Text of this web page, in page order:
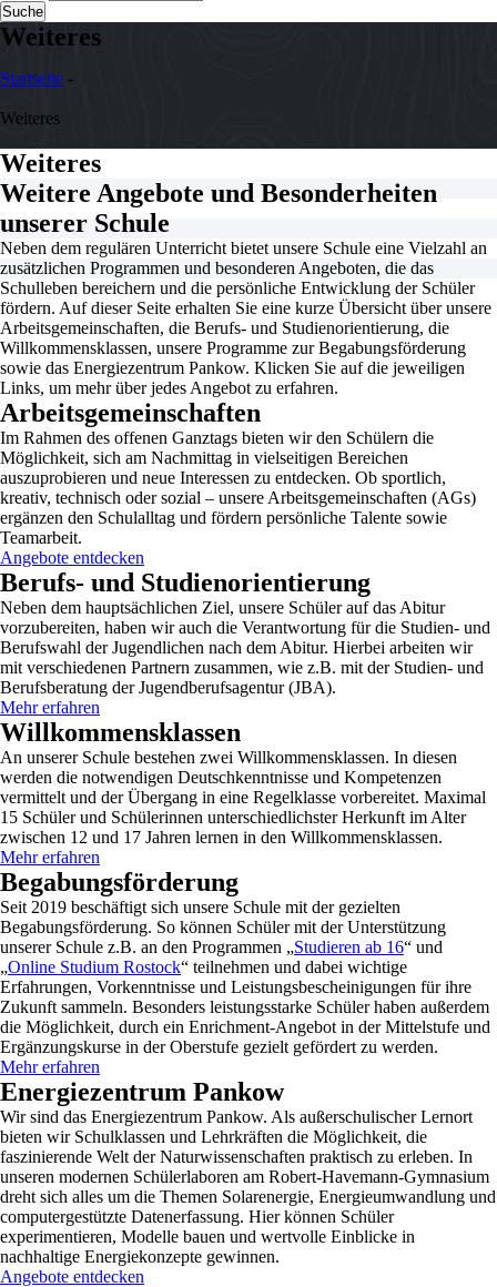
Weiteres
Startseite -
Weiteres
Weiteres
Weitere Angebote und Besonderheiten
unserer Schule
Neben dem regulären Unterricht bietet unsere Schule eine Vielzahl an
zusätzlichen Programmen und besonderen Angeboten, die das
Schulleben bereichern und die persönliche Entwicklung der Schüler
fördern. Auf dieser Seite erhalten Sie eine kurze Übersicht über unsere
Arbeitsgemeinschaften, die Berufs- und Studienorientierung, die
Willkommensklassen, unsere Programme zur Begabungsförderung
sowie das Energiezentrum Pankow. Klicken Sie auf die jeweiligen
Links, um mehr über jedes Angebot zu erfahren.
Arbeitsgemeinschaften
Im Rahmen des offenen Ganztags bieten wir den Schülern die
Möglichkeit, sich am Nachmittag in vielseitigen Bereichen
auszuprobieren und neue Interessen zu entdecken. Ob sportlich,
kreativ, technisch oder sozial – unsere Arbeitsgemeinschaften (AGs)
ergänzen den Schulalltag und fördern persönliche Talente sowie
Teamarbeit.
Angebote entdecken
Berufs- und Studienorientierung
Neben dem hauptsächlichen Ziel, unsere Schüler auf das Abitur
vorzubereiten, haben wir auch die Verantwortung für die Studien- und
Berufswahl der Jugendlichen nach dem Abitur. Hierbei arbeiten wir
mit verschiedenen Partnern zusammen, wie z.B. mit der Studien- und
Berufsberatung der Jugendberufsagentur (JBA).
Mehr erfahren
Willkommensklassen
An unserer Schule bestehen zwei Willkommensklassen. In diesen
werden die notwendigen Deutschkenntnisse und Kompetenzen
vermittelt und der Übergang in eine Regelklasse vorbereitet. Maximal
15 Schüler und Schülerinnen unterschiedlichster Herkunft im Alter
zwischen 12 und 17 Jahren lernen in den Willkommensklassen.
Mehr erfahren
Begabungsförderung
Seit 2019 beschäftigt sich unsere Schule mit der gezielten
Begabungsförderung. So können Schüler mit der Unterstützung
unserer Schule z.B. an den Programmen „Studieren ab 16“ und
„Online Studium Rostock“ teilnehmen und dabei wichtige
Erfahrungen, Vorkenntnisse und Leistungsbescheinigungen für ihre
Zukunft sammeln. Besonders leistungsstarke Schüler haben außerdem
die Möglichkeit, durch ein Enrichment-Angebot in der Mittelstufe und
Ergänzungskurse in der Oberstufe gezielt gefördert zu werden.
Mehr erfahren
Energiezentrum Pankow
Wir sind das Energiezentrum Pankow. Als außerschulischer Lernort
bieten wir Schulklassen und Lehrkräften die Möglichkeit, die
faszinierende Welt der Naturwissenschaften praktisch zu erleben. In
unseren modernen Schülerlaboren am Robert-Havemann-Gymnasium
dreht sich alles um die Themen Solarenergie, Energieumwandlung und
computergestützte Datenerfassung. Hier können Schüler
experimentieren, Modelle bauen und wertvolle Einblicke in
nachhaltige Energiekonzepte gewinnen.
Angebote entdecken